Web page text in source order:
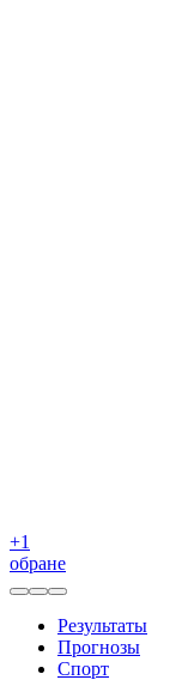
+1
обране
Результаты
Прогнозы
Спорт